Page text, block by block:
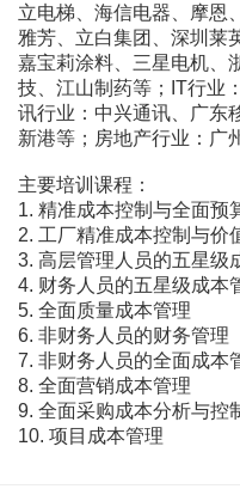
立电梯、海信电器、摩恩
雅芳、立白集团、深圳莱
嘉宝莉涂料、三星电机、
技、江山制药等；IT行业
讯行业：中兴通讯、广东
新港等；房地产行业：广
主要培训课程：
1. 精准成本控制与全面预
2. 工厂精准成本控制与价
3. 高层管理人员的五星级
4. 财务人员的五星级成本
5. 全面质量成本管理
6. 非财务人员的财务管理
7. 非财务人员的全面成本
8. 全面营销成本管理
9. 全面采购成本分析与控
10. 项目成本管理